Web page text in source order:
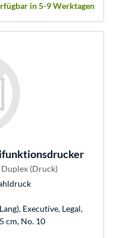
in 5-9 Werktagen
Duplex (Druck)
Executive, Legal,
cm, No. 10